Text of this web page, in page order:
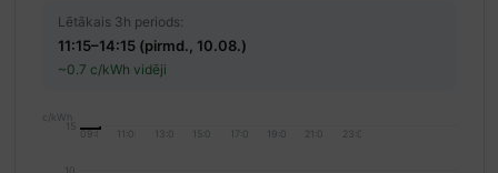
Lētākais 3h periods:
11:15–14:15 (pirmd., 10.08.)
~0.7 c/kWh vidēji
c/kWh
10
15
09:00 11:00 13:00 15:00 17:00 19:00 21:00 23:00